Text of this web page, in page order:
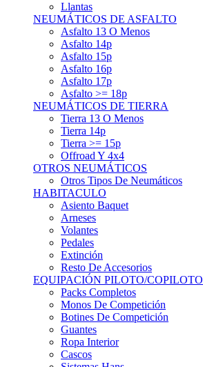
Llantas
NEUMÁTICOS DE ASFALTO
Asfalto 13 O Menos
Asfalto 14p
Asfalto 15p
Asfalto 16p
Asfalto 17p
Asfalto >= 18p
NEUMÁTICOS DE TIERRA
Tierra 13 O Menos
Tierra 14p
Tierra >= 15p
Offroad Y 4x4
OTROS NEUMÁTICOS
Otros Tipos De Neumáticos
HABITACULO
Asiento Baquet
Arneses
Volantes
Pedales
Extinción
Resto De Accesorios
EQUIPACIÓN PILOTO/COPILOTO
Packs Completos
Monos De Competición
Botines De Competición
Guantes
Ropa Interior
Cascos